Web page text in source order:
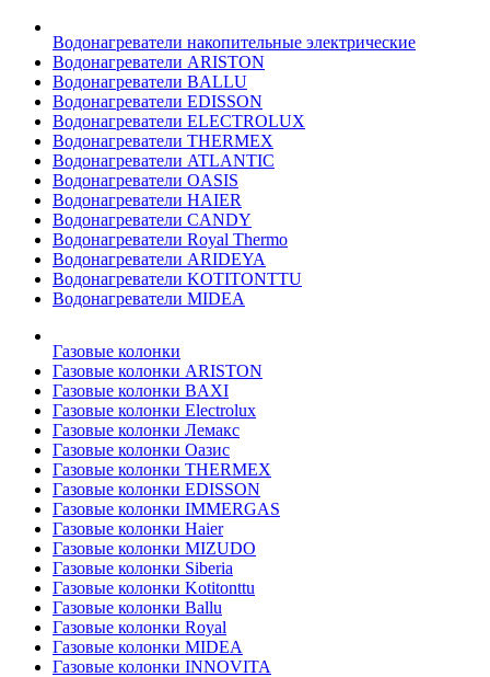
Водонагреватели накопительные электрические
Водонагреватели ARISTON
Водонагреватели BALLU
Водонагреватели EDISSON
Водонагреватели ELECTROLUX
Водонагреватели THERMEX
Водонагреватели ATLANTIC
Водонагреватели OASIS
Водонагреватели HAIER
Водонагреватели CANDY
Водонагреватели Royal Thermo
Водонагреватели ARIDEYA
Водонагреватели KOTITONTTU
Водонагреватели MIDEA
Газовые колонки
Газовые колонки ARISTON
Газовые колонки BAXI
Газовые колонки Electrolux
Газовые колонки Лемакс
Газовые колонки Оазис
Газовые колонки THERMEX
Газовые колонки EDISSON
Газовые колонки IMMERGAS
Газовые колонки Haier
Газовые колонки MIZUDO
Газовые колонки Siberia
Газовые колонки Kotitonttu
Газовые колонки Ballu
Газовые колонки Royal
Газовые колонки MIDEA
Газовые колонки INNOVITA